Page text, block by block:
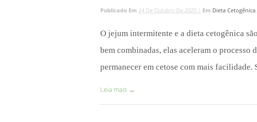
Publicado Em 24 De Outubro De 2025 | Em Dieta Cetogênica
O jejum intermitente e a dieta cetogênica
bem combinadas, elas aceleram o processo
permanecer em cetose com mais
Leia mais →